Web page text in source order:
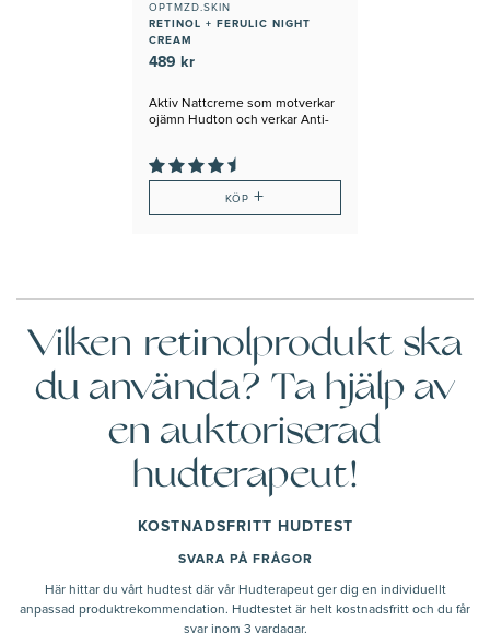
OPTMZD.SKIN
RETINOL + FERULIC NIGHT
CREAM
489 kr
Aktiv Nattcreme som motverkar
ojämn Hudton och verkar Anti-
KÖP +
Vilken retinolprodukt ska
du använda? Ta hjälp av
en auktoriserad
hudterapeut!
KOSTNADSFRITT HUDTEST
SVARA PÅ FRÅGOR
Här hittar du vårt hudtest där vår Hudterapeut ger dig en individuellt
anpassad produktrekommendation. Hudtestet är helt kostnadsfritt och du får
svar inom 3 vardagar.